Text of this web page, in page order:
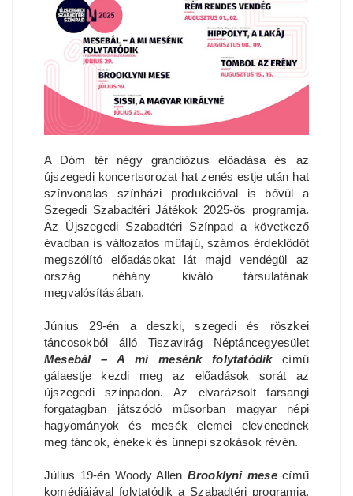
A Dóm tér négy grandiózus előadása és az
újszegedi koncertsorozat hat zenés estje után hat
színvonalas színházi produkcióval is bővül a
Szegedi Szabadtéri Játékok 2025-ös programja.
Az Újszegedi Szabadtéri Színpad a következő
évadban is változatos műfajú, számos érdeklődőt
megszólító előadásokat lát majd vendégül az
ország néhány kiváló társulatának
megvalósításában.
Június 29-én a deszki, szegedi és röszkei
táncosokból álló Tiszavirág Néptáncegyesület
Mesebál – A mi mesénk folytatódikcímű
gálaestje kezdi meg az előadások sorát az
újszegedi színpadon. Az elvarázsolt farsangi
forgatagban játszódó műsorban magyar népi
hagyományok és mesék elemei elevenednek
meg táncok, énekek és ünnepi szokások révén.
Július 19-én Woody Allen Brooklyni mesecímű
komédiájával folytatódik a Szabadtéri programja.